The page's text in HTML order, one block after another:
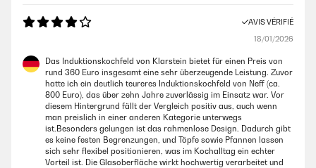
AVIS VÉRIFIÉ
18/01/2026
Das Induktionskochfeld von Klarstein bietet für einen Preis von
rund 360 Euro insgesamt eine sehr überzeugende Leistung. Zuvor
hatte ich ein deutlich teureres Induktionskochfeld von Neff (ca.
800 Euro), das über zehn Jahre zuverlässig im Einsatz war. Vor
diesem Hintergrund fällt der Vergleich positiv aus, auch wenn
man preislich in einer anderen Kategorie unterwegs
ist.Besonders gelungen ist das rahmenlose Design. Dadurch gibt
es keine festen Begrenzungen, und Töpfe sowie Pfannen lassen
sich sehr flexibel positionieren, was im Kochalltag ein echter
Vorteil ist. Die Glasoberfläche wirkt hochwertig verarbeitet und